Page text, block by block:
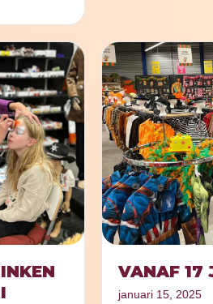
VANAF 17
januari 15, 2025